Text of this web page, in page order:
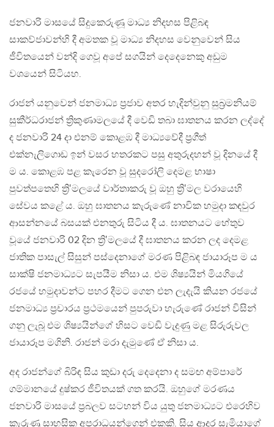
ජනවාරි මාසයේ සිදුකෙරුණූ මාධ්‍ය නිදහස පිළිබඳ
සාකව්ජාවන්හි දී අමතක වූ මාධ්‍ය නිදහස වෙනුවෙන් සිය
ජීවිතයෙන් වන්දි ගෙවූ අපේ සගයින් දෙදෙනෙකු අඩුම
වශයෙන් සිටියහ.
රාජන් යනුවෙන් ජනමාධ්‍ය ප්‍රජාව අතර හැදින්වුනු සුබ්‍රමනියම්
සුකීර්ධරාජන් ත්‍රිකුණාමලයේ දී වෙඩි තබා ඝාතනය කරන ලද්දේ
ද ජනවාරි 24 දා එනම් කොළඹ දී මාධ්‍යවේදී ප්‍රගීත්
එක්නැලිගොඩ ඉන් වසර හතරකට පසු අතුරුදහන් වූ දිනයේ දී
ම ය. කොළඹ පළ කැරෙන වූ සුදරෝලි දෙමළ භාෂා
පුවත්පතෙහි ත්‍රි‛මලයේ වාර්තාකරු වූ ඔහු ත්‍රි‛මල වරායෙහි
සේවය කළේ ය. ඔහු ඝාතනය කැරුණේ නාවික හමුදා කඳවුර
ආසන්නයේ බසයක් එනතුරු සිටිය දී ය. ඝාතනයට හේතුව
වූයේ ජනවාරි 02 දින ත්‍රි‛මලයේ දී ඝාතනය කරන ලද දෙමළ
ජාතික පාසැල් සිසුන් පස්දෙනාගේ මරණ පිළිබඳ ජායාරූප ම ය
සාක්ෂි ජනමාධ්‍යට සැපයීම නිසා ය. එම ශිෂ්‍යයින් මියගියේ
රජයේ හමුදාවන්ට පහර දීමට ගෙන එන ලැදැයි කියන රජයේ
ජනමාධ්‍ය ප්‍රචාරය ප්‍රථමයෙන් පුපරුවා හැරුණේ රාජන් විසින්
ගනු ලැබූ එම ශිෂ්‍යයින්ගේ හිසට වෙඩි වැදුණු මළ සිරුරුවල
ජායාරූප මගිනි. රාජන් මරා දැමුණේ ඒ නිසා ය.
අද රාජන්ගේ බිරිඳ සිය කුඩා දරු දෙදෙනා ද සමඟ අම්පාරේ
ගම්මානයේ දුෂ්කර ජීවිතයක් ගත කරයි. ඔහුගේ මරණය
ජනවාරි මාසයේ ප්‍රබලව සටහන් විය යුතු ජනමාධ්‍යට එරෙහිව
කැරුණු සාහසික අපරාධයන්ගෙන් එකකි. සිය ආදර සැමියාගේ